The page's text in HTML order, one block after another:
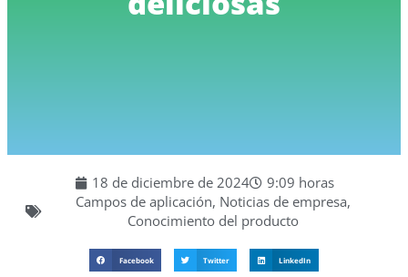
18 de diciembre de 2024
9:09 horas
Campos de aplicación, Noticias de empresa,
Conocimiento del producto
Facebook Twitter LinkedIn